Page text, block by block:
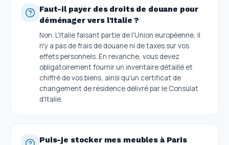
Faut-il payer des droits de douane pour
déménager vers l'Italie ?
Non. L'Italie faisant partie de l'Union européenne, il
n'y a pas de frais de douane ni de taxes sur vos
effets personnels. En revanche, vous devez
obligatoirement fournir un inventaire détaillé et
chiffré de vos biens, ainsi qu'un certificat de
changement de résidence délivré par le Consulat
d'Italie.
Puis-je stocker mes meubles à Paris